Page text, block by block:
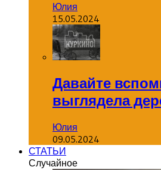
Юлия
15.05.2024
Давайте
выглядела
Юлия
09.05.2024
СТАТЬИ
Случайное